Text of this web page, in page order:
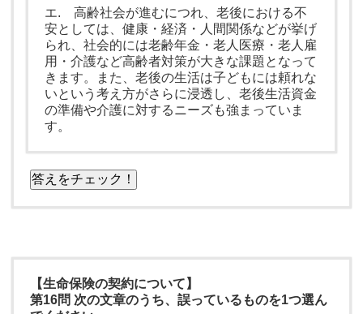
エ. 高齢社会が進むにつれ、老後における不
安としては、健康・経済・人間関係などが挙げ
られ、社会的には老齢年金・老人医療・老人雇
用・介護など高齢者対策が大きな課題となって
きます。また、老後の生活は子どもには頼れな
いという考え方がさらに浸透し、老後生活資金
の準備や介護に対するニーズも強まっていま
す。
答えをチェック！
【生命保険の契約について】
第16問 次の文章のうち、誤っているものを1つ選ん